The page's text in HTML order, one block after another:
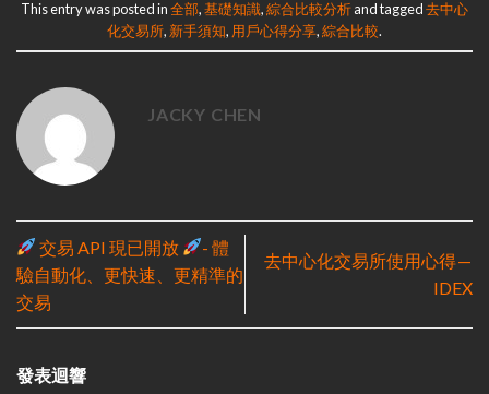
This entry was posted in全部,基礎知識,綜合比較分析and tagged去中心
化交易所, 新手須知, 用戶心得分享,綜合比較.
JACKY CHEN
交易 API 現已開放
- 體
驗自動化、更快速、更精準的
交易
去中心化交易所使用心得 —
IDEX
發表迴響